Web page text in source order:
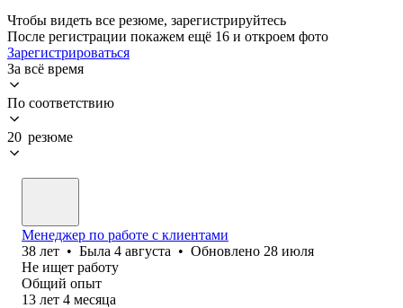
Чтобы видеть все резюме, зарегистрируйтесь
После регистрации покажем ещё 16 и откроем фото
Зарегистрироваться
За всё время
По соответствию
20 резюме
Менеджер по работе с клиентами
38 лет • Была 4 августа • Обновлено 28 июля
Не ищет работу
Общий опыт
13 лет 4 месяца